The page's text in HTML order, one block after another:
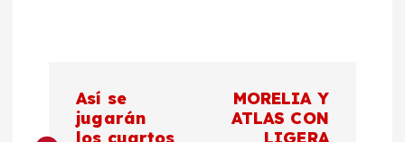
a
Así se
jugarán
los cuartos
MORELIA Y
ATLAS CON
LIGERA